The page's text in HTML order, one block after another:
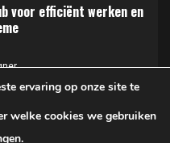
voor efficiënt werken en
ervaring op onze site te
welke cookies we gebruiken
.